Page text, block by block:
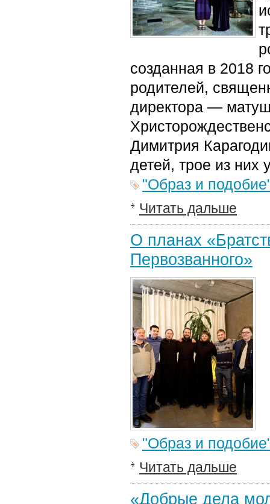
созданная в 2018
родителей,
директора —
Димитрия
детей, трое из них
"Образ и
Читать дальше
О планах
Первозванного»
"Образ и
Читать дальше
«Добрые дела